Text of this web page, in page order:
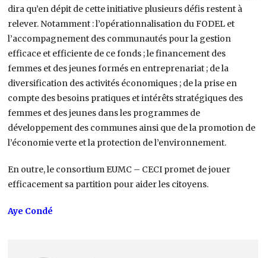
dira qu’en dépit de cette initiative plusieurs défis restent à
relever. Notamment : l’opérationnalisation du FODEL et
l’accompagnement des communautés pour la gestion
efficace et efficiente de ce fonds ; le financement des
femmes et des jeunes formés en entreprenariat ; de la
diversification des activités économiques ; de la prise en
compte des besoins pratiques et intérêts stratégiques des
femmes et des jeunes dans les programmes de
développement des communes ainsi que de la promotion de
l’économie verte et la protection de l’environnement.
En outre, le consortium EUMC – CECI promet de jouer
efficacement sa partition pour aider les citoyens.
Aye Condé